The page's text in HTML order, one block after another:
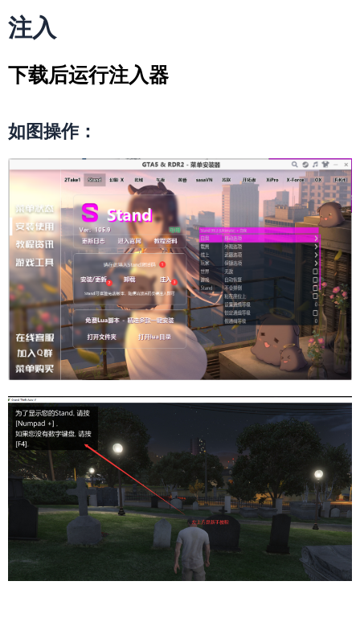
注入
下载后运行注入器
如图操作：